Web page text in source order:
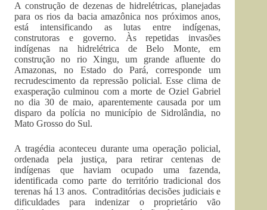
A construção de dezenas de hidrelétricas, planejadas
para os rios da bacia amazônica nos próximos anos,
está intensificando as lutas entre indígenas,
construtoras e governo. Às repetidas invasões
indígenas na hidrelétrica de Belo Monte, em
construção no rio Xingu, um grande afluente do
Amazonas, no Estado do Pará, corresponde um
recrudescimento da repressão policial. Esse clima de
exasperação culminou com a morte de Oziel Gabriel
no dia 30 de maio, aparentemente causada por um
disparo da polícia no município de Sidrolândia, no
Mato Grosso do Sul.
A tragédia aconteceu durante uma operação policial,
ordenada pela justiça, para retirar centenas de
indígenas que haviam ocupado uma fazenda,
identificada como parte do território tradicional dos
terenas há 13 anos. Contraditórias decisões judiciais e
dificuldades para indenizar o proprietário vão